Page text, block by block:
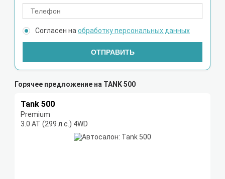
Согласен наобработку персональных данных
ОТПРАВИТЬ
Горячее предложение на TANK 500
Tank 500
Premium
3.0 AT (299 л.с.) 4WD